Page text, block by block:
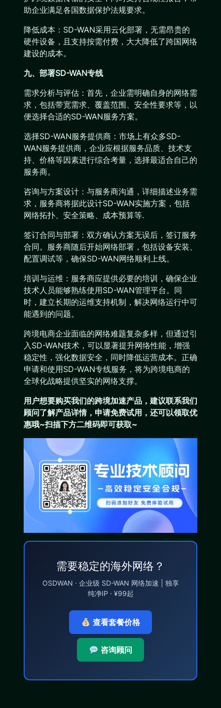
助企业满足各国数据保护法规要求。
降低成本：SD-WAN采用云化部署，无需昂贵的
硬件设备，且支持按需付费，大大降低了跨国网络
建设的成本。
九、部署SD-WAN专线
需求分析与评估：首先，企业需明确自身的网络需
求，包括带宽需求、覆盖范围、安全性要求等，以
便选择合适的SD-WAN服务方案。
选择SD-WAN服务提供商：市场上有众多SD-
WAN服务提供商，企业应根据服务品质、技术支
持、价格等因素进行综合考量，选择最适合自己的
服务商。
咨询与方案设计：与服务商沟通，详细描述业务需
求，服务商将据此设计SD-WAN实施方案，包括
网络拓扑、安全策略、成本预算等.
签订合同与部署：双方确认方案无误后，签订服务
合同。服务商随后开始网络部署，包括设备安装、
配置调试等，确保SD-WAN网络顺利上线。
培训与运维：服务商应提供必要的培训，确保企业
技术人员能够熟练使用SD-WAN管理平台。同
时，建立长期的运维支持机制，解决网络运行中可
能遇到的问题。
跨境电商企业面临的网络难题复杂多样，但通过引
入SD-WAN技术，可以显著提升网络性能，增强
稳定性，强化数据安全，同时降低运营成本。正确
申请和使用SD-WAN专线服务，将为跨境电商的
全球化战略提供坚实的网络支撑。
用户想要购买我们的跨境加速产品 ，建议联系我们
顾问了解产品详情，申请免费试用，还可以领取优
惠哦~扫描下方二维码即可获取~
需要稳定的海外网络？
OSDWAN · 企业级 SD-WAN 网络加速 | 独享
纯净IP · ¥99起
查看套餐价格
咨询顾问